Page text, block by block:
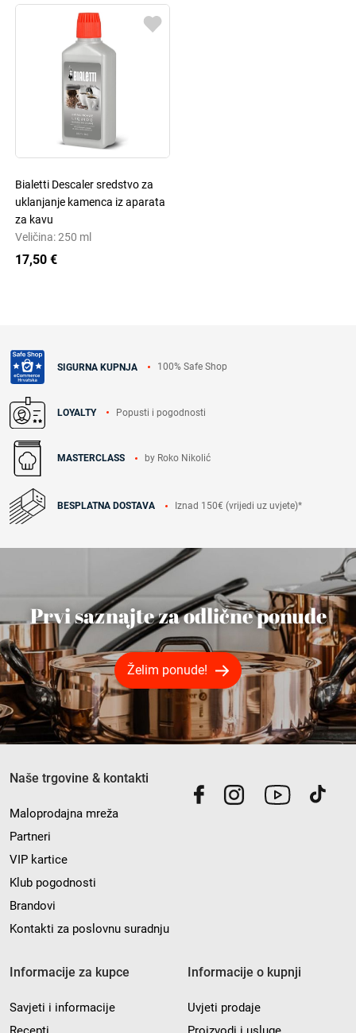
Bialetti Descaler sredstvo za
uklanjanje kamenca iz aparata
za kavu
Veličina: 250 ml
17,50 €
SIGURNA KUPNJA 100% Safe Shop
LOYALTY Popusti i pogodnosti
MASTERCLASS by Roko Nikolić
BESPLATNA DOSTAVA Iznad 150€ (vrijedi uz uvjete)*
Prvi saznajte za odlične ponude
Želim ponude!
Naše trgovine & kontakti
Maloprodajna mreža
Partneri
VIP kartice
Klub pogodnosti
Brandovi
Kontakti za poslovnu suradnju
Informacije za kupce
Savjeti i informacije
Informacije o kupnji
Uvjeti prodaje